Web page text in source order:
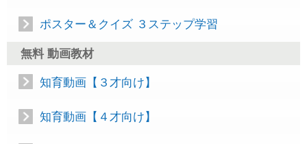
ポスター＆クイズ ３ステップ学習
無料 動画教材
知育動画【３才向け】
知育動画【４才向け】